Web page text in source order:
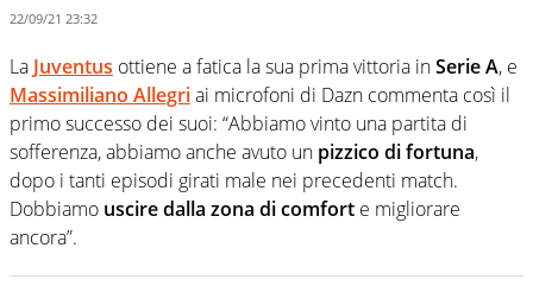
22/09/21 23:32
La Juventus ottiene a fatica la sua prima vittoria inSerie A, e
Massimiliano Allegriai microfoni di Dazn commenta così il
primo successo dei suoi: “Abbiamo vinto una partita di
sofferenza, abbiamo anche avuto un pizzico di fortuna,
dopo i tanti episodi girati male nei precedenti match.
Dobbiamo uscire dalla zona di comfort e migliorare
ancora”.